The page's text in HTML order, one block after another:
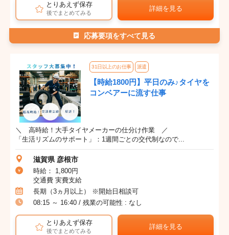
とりあえず保存
後でまとめてみる
詳細を見る
応募要項をすべて見る
31日以上のお仕事 派遣
【時給1800円】平日のみ♪タイヤを
コンベアーに流す仕事
＼ 高時給！大手タイヤメーカーの仕分け作業 ／
「生活リズムのサポート」：1週間ごとの交代制なので...
滋賀県 彦根市
時給： 1,800円
交通費 実費支給
長期（3ヵ月以上） ※開始日相談可
08:15 ～ 16:40 / 残業の可能性 : なし
とりあえず保存
後でまとめてみる
詳細を見る